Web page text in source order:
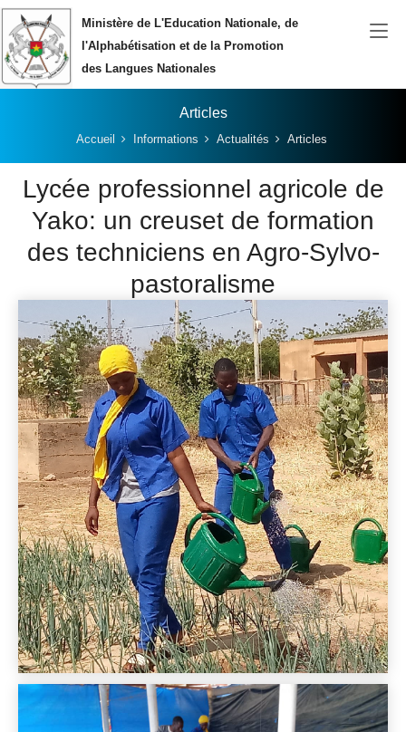
Aller au contenu principalMinistère de L'Education Nationale, de
l'Alphabétisation et de la Promotion
des Langues Nationales
Articles
Vous êtes ici:Accueil Informations Actualités Articles
Lycée professionnel agricole de
Yako: un creuset de formation
des techniciens en Agro-Sylvo-
pastoralisme